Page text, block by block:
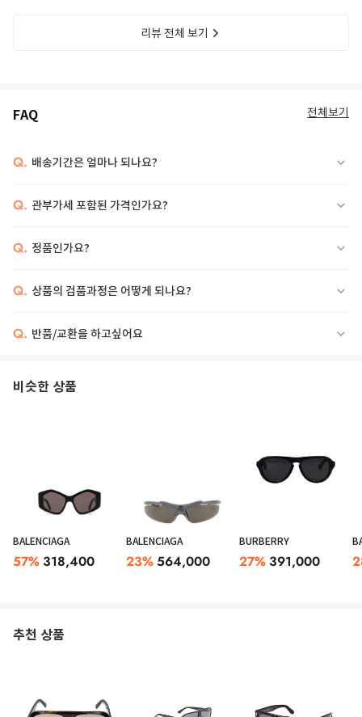
리뷰 전체 보기
FAQ 전체보기
Q. 배송기간은 얼마나 되나요?
Q. 관부가세 포함된 가격인가요?
Q. 정품인가요?
Q. 상품의 검품과정은 어떻게 되나요?
Q. 반품/교환을 하고싶어요
비슷한 상품
BALENCIAGA
57% 318,400
BALENCIAGA
23%564,000
BURBERRY
27% 391,000
추천 상품